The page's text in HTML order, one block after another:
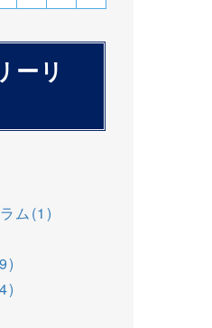
ーリ
ム(1)